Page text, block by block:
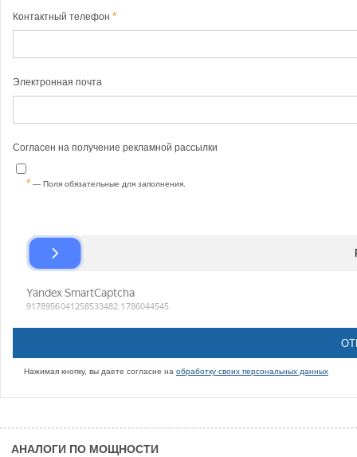
Контактный телефон
Электронная почта
Согласен на получение рекламной рассылки
— Поля обязательные для заполнения.
Нажимая кнопку, вы даете согласие на обработку своих персональных данных
АНАЛОГИ ПО МОЩНОСТИ